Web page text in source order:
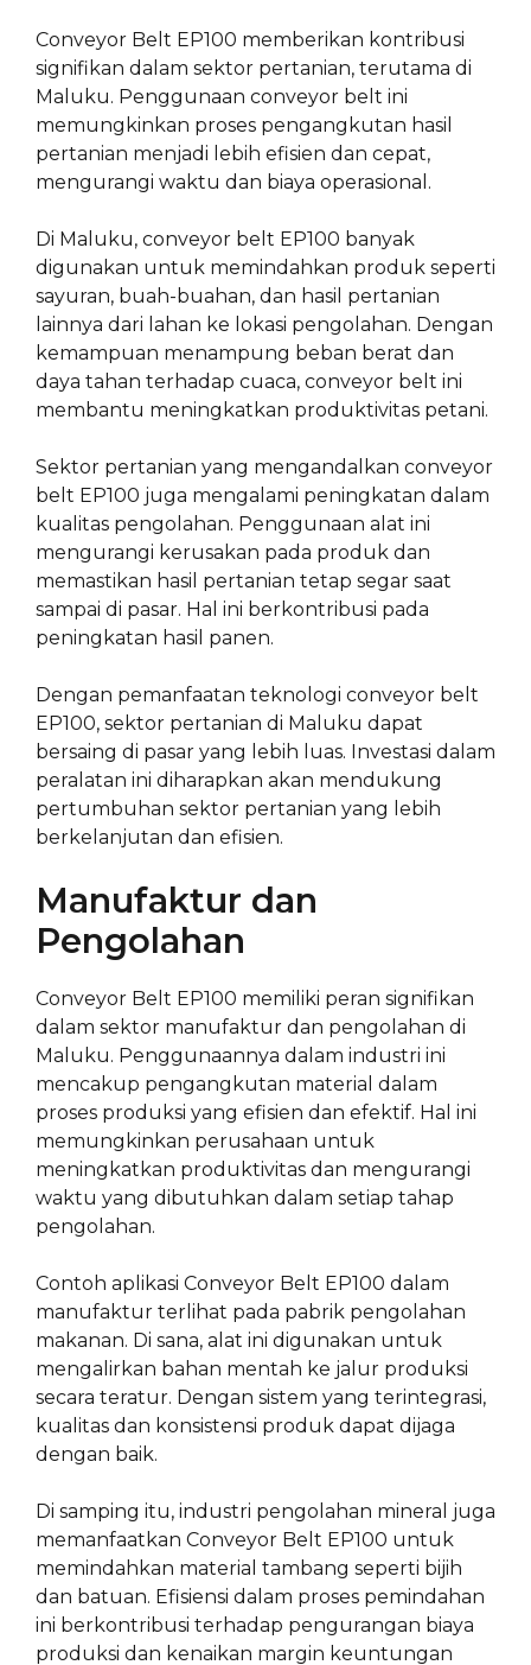
Conveyor Belt EP100 memberikan kontribusi
signifikan dalam sektor pertanian, terutama di
Maluku. Penggunaan conveyor belt ini
memungkinkan proses pengangkutan hasil
pertanian menjadi lebih efisien dan cepat,
mengurangi waktu dan biaya operasional.
Di Maluku, conveyor belt EP100 banyak
digunakan untuk memindahkan produk seperti
sayuran, buah-buahan, dan hasil pertanian
lainnya dari lahan ke lokasi pengolahan. Dengan
kemampuan menampung beban berat dan
daya tahan terhadap cuaca, conveyor belt ini
membantu meningkatkan produktivitas petani.
Sektor pertanian yang mengandalkan conveyor
belt EP100 juga mengalami peningkatan dalam
kualitas pengolahan. Penggunaan alat ini
mengurangi kerusakan pada produk dan
memastikan hasil pertanian tetap segar saat
sampai di pasar. Hal ini berkontribusi pada
peningkatan hasil panen.
Dengan pemanfaatan teknologi conveyor belt
EP100, sektor pertanian di Maluku dapat
bersaing di pasar yang lebih luas. Investasi dalam
peralatan ini diharapkan akan mendukung
pertumbuhan sektor pertanian yang lebih
berkelanjutan dan efisien.
Manufaktur dan
Pengolahan
Conveyor Belt EP100 memiliki peran signifikan
dalam sektor manufaktur dan pengolahan di
Maluku. Penggunaannya dalam industri ini
mencakup pengangkutan material dalam
proses produksi yang efisien dan efektif. Hal ini
memungkinkan perusahaan untuk
meningkatkan produktivitas dan mengurangi
waktu yang dibutuhkan dalam setiap tahap
pengolahan.
Contoh aplikasi Conveyor Belt EP100 dalam
manufaktur terlihat pada pabrik pengolahan
makanan. Di sana, alat ini digunakan untuk
mengalirkan bahan mentah ke jalur produksi
secara teratur. Dengan sistem yang terintegrasi,
kualitas dan konsistensi produk dapat dijaga
dengan baik.
Di samping itu, industri pengolahan mineral juga
memanfaatkan Conveyor Belt EP100 untuk
memindahkan material tambang seperti bijih
dan batuan. Efisiensi dalam proses pemindahan
ini berkontribusi terhadap pengurangan biaya
produksi dan kenaikan margin keuntungan